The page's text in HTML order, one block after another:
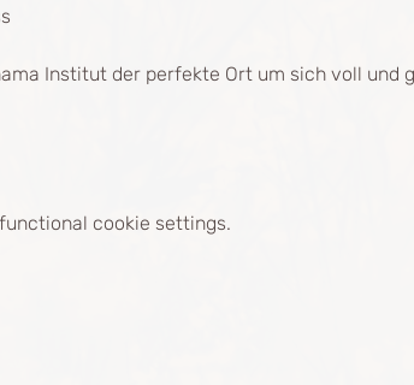
Institut der perfekte Ort um sich voll und
cookie settings.